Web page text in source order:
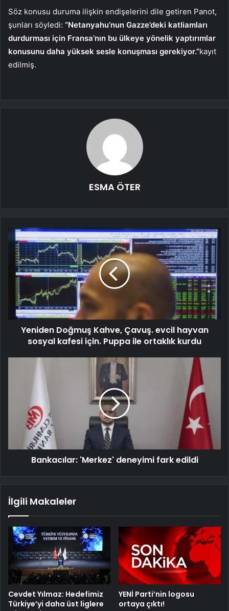
Söz konusu duruma ilişkin endişelerini dile getiren Panot,
şunları söyledi: “Netanyahu’nun Gazze’deki katliamları
durdurması için Fransa’nın bu ülkeye yönelik yaptırımlar
konusunu daha yüksek sesle konuşması gerekiyor.”kayıt
edilmiş.
ESMA ÖTER
Yeniden Doğmuş Kahve, Çavuş. evcil hayvan
sosyal kafesi için. Puppa ile ortaklık kurdu
Bankacılar: 'Merkez' deneyimi fark edildi
İlgili Makaleler
Cevdet Yılmaz: Hedefimiz
Türkiye’yi daha üst liglere
YENİ Parti’nin logosu
ortaya çıktı!